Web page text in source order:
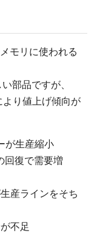
モリに使われる
部品ですが、
り値上げ傾向が
が生産縮小
回復で需要増
産ラインをそち
不足